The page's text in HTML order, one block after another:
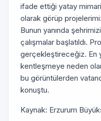
ifade ettiği yatay
olarak görüp
Bunun yanında
çalışmalar başlatıldı.
gerçekleştireceğiz. En
kentleşmeye neden
bu görüntülerden
konuştu.
Kaynak: Erzurum